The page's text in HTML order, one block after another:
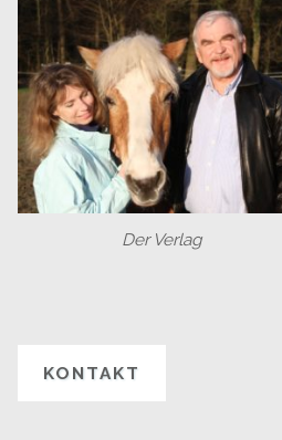
Der Verlag
KONTAKT